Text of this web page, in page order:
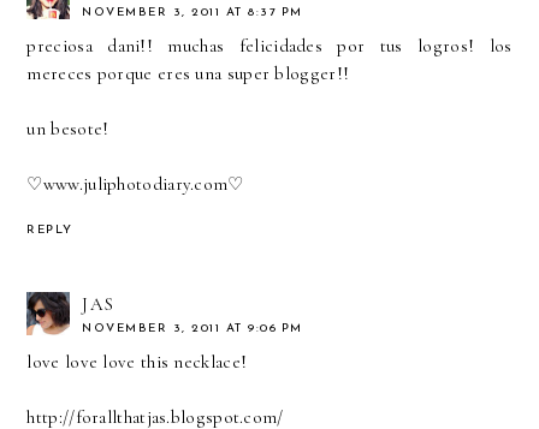
NOVEMBER 3, 2011 AT 8:37 PM
preciosa dani!! muchas felicidades por tus logros! los
mereces porque eres una super blogger!!
un besote!
♡www.juliphotodiary.com♡
REPLY
JAS
NOVEMBER 3, 2011 AT 9:06 PM
love love love this necklace!
http://forallthatjas.blogspot.com/